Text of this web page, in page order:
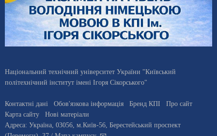
Національний технічний університет України "Київський
політехнічний інститут імені Ігоря Сікорського"
Контактні дані Обов'язкова інформація Бренд КПІ
Про сайт
Карта сайту
Нові матеріали
Адреса: Україна 03056 , м. Київ-56, Берестейський проспект